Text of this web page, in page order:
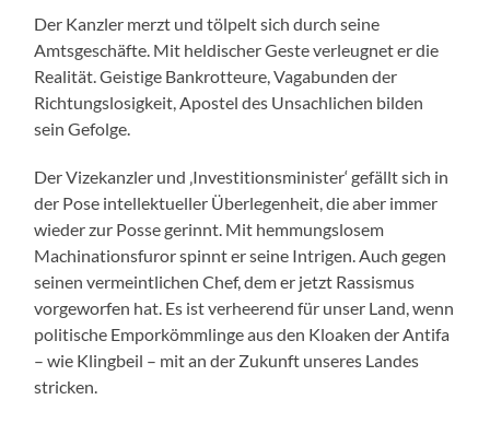
Der Kanzler merzt und tölpelt sich durch seine
Amtsgeschäfte. Mit heldischer Geste verleugnet er die
Realität. Geistige Bankrotteure, Vagabunden der
Richtungslosigkeit, Apostel des Unsachlichen bilden
sein Gefolge.
Der Vizekanzler und ‚Investitionsminister‘ gefällt sich in
der Pose intellektueller Überlegenheit, die aber immer
wieder zur Posse gerinnt. Mit hemmungslosem
Machinationsfuror spinnt er seine Intrigen. Auch gegen
seinen vermeintlichen Chef, dem er jetzt Rassismus
vorgeworfen hat. Es ist verheerend für unser Land, wenn
politische Emporkömmlinge aus den Kloaken der Antifa
– wie Klingbeil – mit an der Zukunft unseres Landes
stricken.